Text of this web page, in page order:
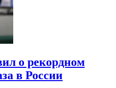
о рекордном
в России